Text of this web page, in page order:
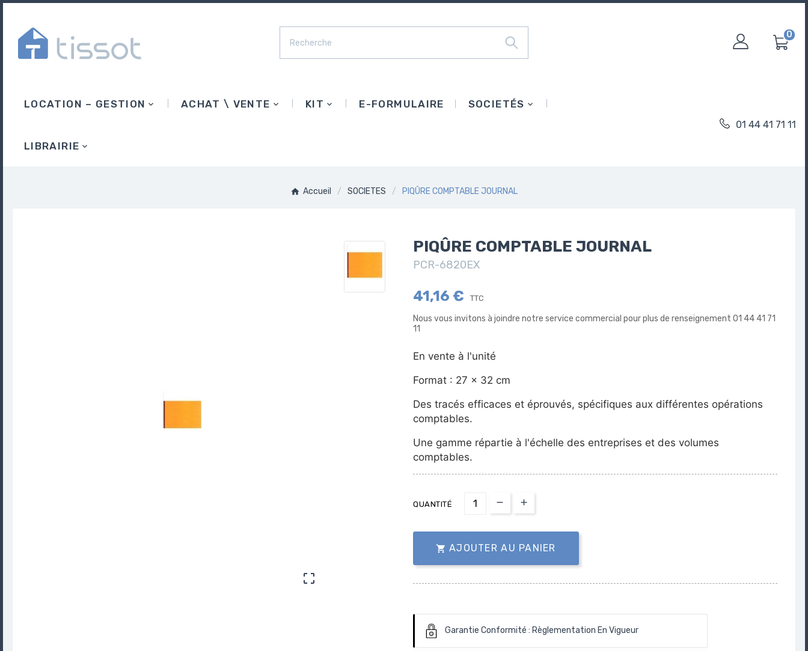
0
LOCATION – GESTION ACHAT \ VENTE KIT E-FORMULAIRE SOCIETÉS
LIBRAIRIE
01 44 41 71 11
Accueil SOCIETES PIQÛRE COMPTABLE JOURNAL

PIQÛRE COMPTABLE JOURNAL
PCR-6820EX
41,16 € TTC
Nous vous invitons à joindre notre service commercial pour plus de renseignement 01 44 41 71
11
En vente à l'unité
Format : 27 x 32 cm
Des tracés efficaces et éprouvés, spécifiques aux différentes opérations
comptables.
Une gamme répartie à l'échelle des entreprises et des volumes
comptables.
QUANTITÉ
 AJOUTER AU PANIER
Garantie Conformité : Règlementation En Vigueur